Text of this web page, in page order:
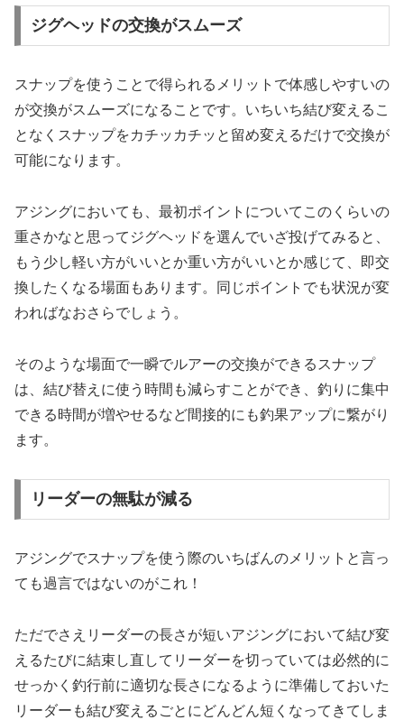
ジグヘッドの交換がスムーズ
スナップを使うことで得られるメリットで体感しやすいの
が交換がスムーズになることです。いちいち結び変えるこ
となくスナップをカチッカチッと留め変えるだけで交換が
可能になります。
アジングにおいても、最初ポイントについてこのくらいの
重さかなと思ってジグヘッドを選んでいざ投げてみると、
もう少し軽い方がいいとか重い方がいいとか感じて、即交
換したくなる場面もあります。同じポイントでも状況が変
わればなおさらでしょう。
そのような場面で一瞬でルアーの交換ができるスナップ
は、結び替えに使う時間も減らすことができ、釣りに集中
できる時間が増やせるなど間接的にも釣果アップに繋がり
ます。
リーダーの無駄が減る
アジングでスナップを使う際のいちばんのメリットと言っ
ても過言ではないのがこれ！
ただでさえリーダーの長さが短いアジングにおいて結び変
えるたびに結束し直してリーダーを切っていては必然的に
せっかく釣行前に適切な長さになるように準備しておいた
リーダーも結び変えるごとにどんどん短くなってきてしま